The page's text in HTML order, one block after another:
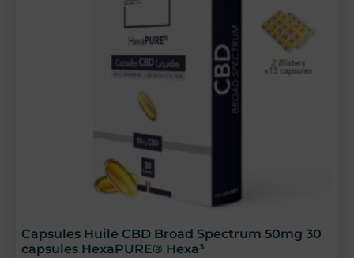
Capsules Huile CBD Broad Spectrum 50mg 30
capsules HexaPURE® Hexa³